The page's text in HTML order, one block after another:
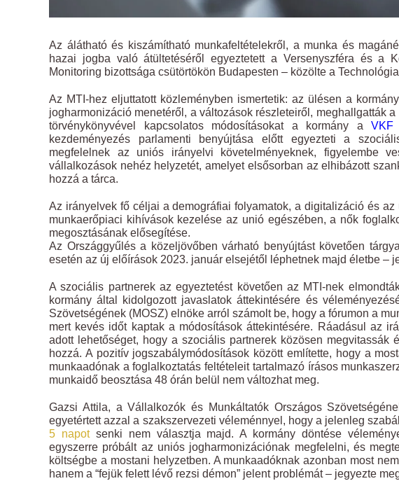
Az álátható és kiszámítható munkafeltételekről, a munka és
hazai jogba való átültetéséről egyeztetett a Versenyszféra és a
Monitoring bizottsága csütörtökön Budapesten – közölte a
Az MTI-hez eljuttatott közleményben ismertetik: az ülésen a
jogharmonizáció menetéről, a változások részleteiről, meghallgatták
törvénykönyvével kapcsolatos módosításokat a kormány aVKF
kezdeményezés parlamenti benyújtása előtt egyezteti a
megfelelnek az uniós irányelvi követelményeknek, figyelembe
vállalkozások nehéz helyzetét, amelyet elsősorban az elhibázott
hozzá a tárca.
Az irányelvek fő céljai a demográfiai folyamatok, a digitalizáció és
munkaerőpiaci kihívások kezelése az unió egészében, a nők
megosztásának elősegítése.
Az Országgyűlés a közeljövőben várható benyújtást követően
esetén az új előírások 2023. január elsejétől léphetnek majd életbe –
A szociális partnerek az egyeztetést követően az MTI-nek
kormány által kidolgozott javaslatok áttekintésére és
Szövetségének (MOSZ) elnöke arról számolt be, hogy a fórumon a
mert kevés időt kaptak a módosítások áttekintésére. Ráadásul az
adott lehetőséget, hogy a szociális partnerek közösen megvitassák
hozzá. A pozitív jogszabálymódosítások között említette, hogy a
munkaadónak a foglalkoztatás feltételeit tartalmazó írásos
munkaidő beosztása 48 órán belül nem változhat meg.
Gazsi Attila, a Vállalkozók és Munkáltatók Országos
egyetértett azzal a szakszervezeti véleménnyel, hogy a jelenleg
5 napotsenki nem választja majd. A kormány döntése
egyszerre próbált az uniós jogharmonizációnak megfelelni, és
költségbe a mostani helyzetben. A munkaadóknak azonban most
hanem a “fejük felett lévő rezsi démon” jelent problémát – jegyezte